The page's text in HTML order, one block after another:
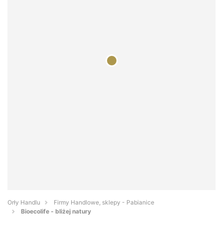
Orły Handlu
Firmy Handlowe, sklepy - Pabianice
Bioecolife - bliżej natury